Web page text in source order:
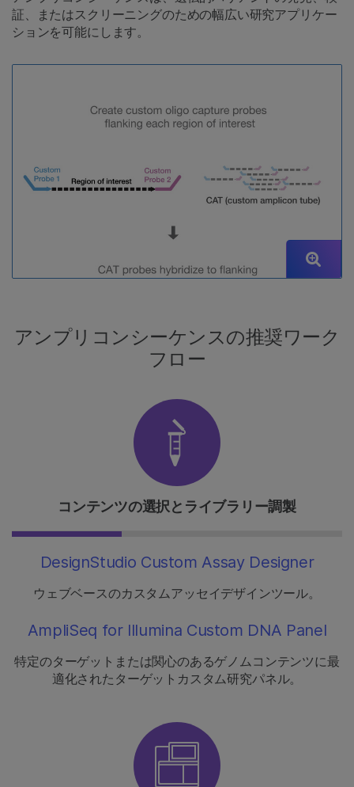
証、またはスクリーニングのための幅広い研究アプリケー
ションを可能にします。
アンプリコンシーケンスの推奨ワーク
フロー
コンテンツの選択とライブラリー調製
DesignStudio Custom Assay Designer
ウェブベースのカスタムアッセイデザインツール。
AmpliSeq for Illumina Custom DNA Panel
特定のターゲットまたは関心のあるゲノムコンテンツに最
適化されたターゲットカスタム研究パネル。